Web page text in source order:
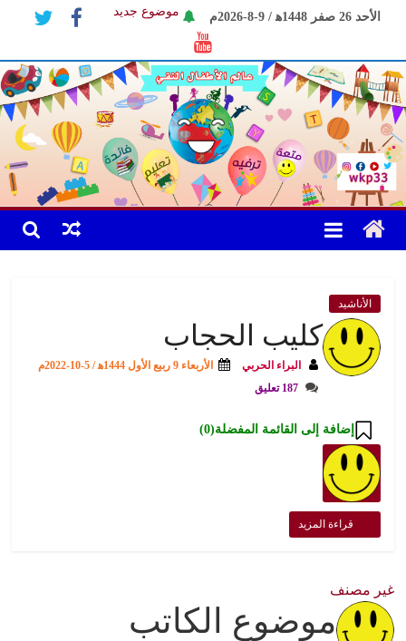
الأحد 26 صفر 1448ﻫ / 9-8-2026م
موضوع جديد
الأناشيد
كليب الحجاب
البراء الحربي
الأربعاء 9 ربيع الأول 1444ﻫ / 5-10-2022م
187 تعليق
إضافة إلى القائمة المفضلة(0
)
قراءة المزيد
غير مصنف
موضوع الكاتب